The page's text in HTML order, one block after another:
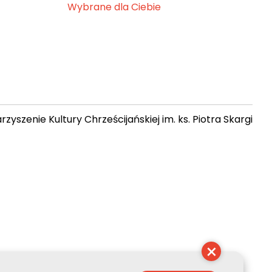
Wybrane dla Ciebie
Kultury Chrześcijańskiej im. ks. Piotra Skargi
×